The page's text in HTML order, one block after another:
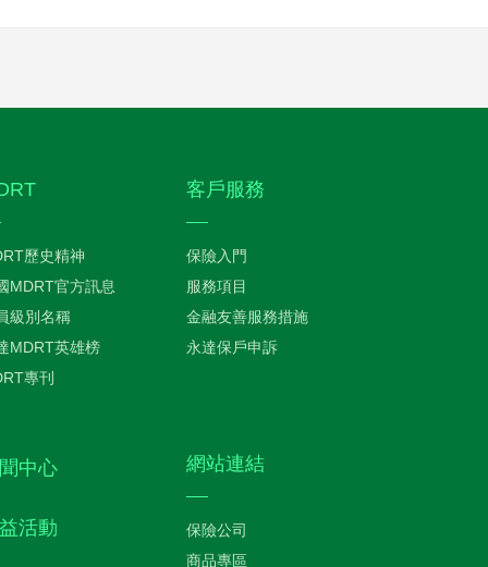
歷史精神
MDRT官方訊息
級別名稱
MDRT英雄榜
專刊
中心
活動
客戶服務
保險入門
服務項目
金融友善服務措施
永達保戶申訴
網站連結
保險公司
商品專區